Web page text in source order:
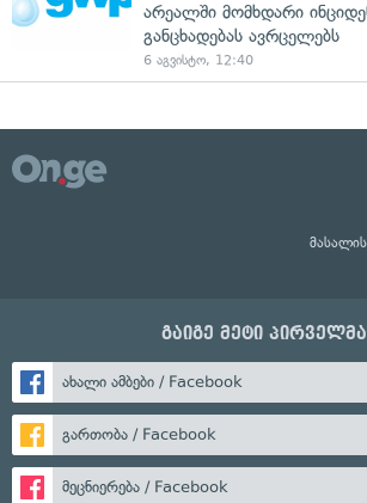
არეალში მომხდარი
განცხადებას ავრცელებს
6 აგვისტო, 12:40
გაიგე მეტი
ახალი ამბები / Facebook
გართობა / Facebook
მეცნიერება / Facebook